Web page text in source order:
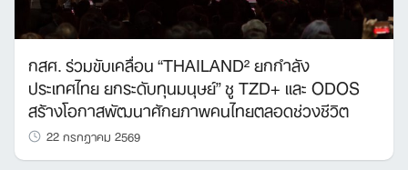
กสศ. ร่วมขับเคลื่อน “THAILAND² ยกกำลัง
ประเทศไทย ยกระดับทุนมนุษย์” ชู TZD+ และ ODOS
สร้างโอกาสพัฒนาศักยภาพคนไทยตลอดช่วงชีวิต
22 กรกฎาคม 2569